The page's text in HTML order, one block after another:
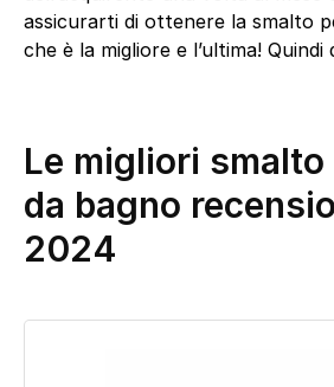
assicurarti di ottenere la smalto
che è la migliore e l’ultima!
Le migliori
da bagno
2024